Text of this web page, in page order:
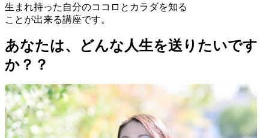
生まれ持った自分のココロとカラダを知る
ことが出来る講座です。
あなたは、どんな人生を送りたいです
か？？